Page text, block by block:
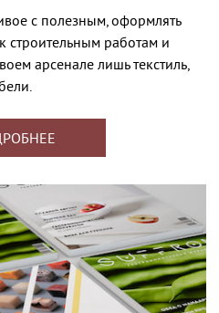
с полезным, оформлять
строительным работам и
арсенале лишь текстиль,